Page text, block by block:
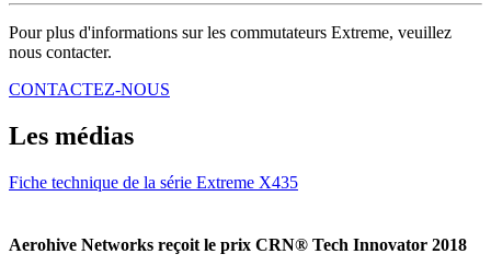
Pour plus d'informations sur les commutateurs Extreme, veuillez
nous contacter.
CONTACTEZ-NOUS
Les médias
Fiche technique de la série Extreme X435
Aerohive Networks reçoit le prix CRN® Tech Innovator 2018